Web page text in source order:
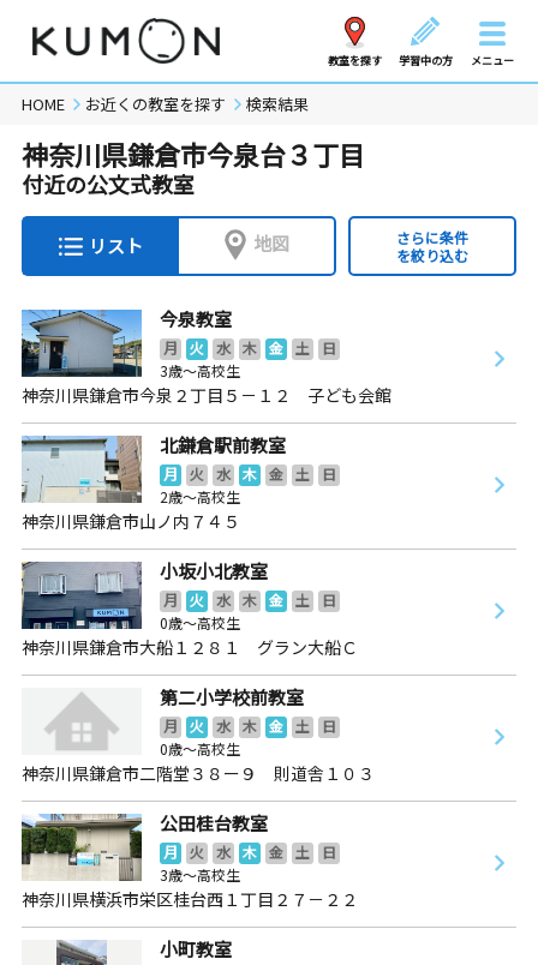
教室を探す 学習中の方 メニュー
HOME お近くの教室を探す 検索結果
神奈川県鎌倉市今泉台３丁目
付近の公文式教室
リスト 地図
さらに条件
を絞り込む
今泉教室
月 火 水 木 金 土
日
3歳～高校生
神奈川県鎌倉市今泉２丁目５－１２ 子ども会館
北鎌倉駅前教室
月 火 水 木 金 土
日
2歳～高校生
神奈川県鎌倉市山ノ内７４５
小坂小北教室
月 火 水 木 金 土
日
0歳～高校生
神奈川県鎌倉市大船１２８１ グラン大船Ｃ
第二小学校前教室
月 火 水 木 金 土
日
0歳～高校生
神奈川県鎌倉市二階堂３８ー９ 則道舎１０３
公田桂台教室
月 火 水 木 金 土
日
3歳～高校生
神奈川県横浜市栄区桂台西１丁目２７－２２
小町教室